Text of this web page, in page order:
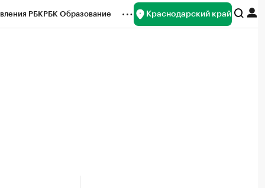
РБКРБК Образование Краснодарский край